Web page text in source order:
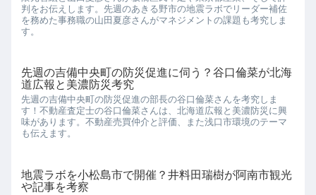
判をお伝えします。先週のあきる野市の地震ラボでリーダー補佐
を務めた事務職の山田夏彦さんがマネジメントの課題も考究しま
す。
先週の吉備中央町の防災促進に伺う？谷口倫菜が北海
道広報と美濃防災考究
先週の吉備中央町の防災促進の部長の谷口倫菜さんを考究しま
す！不動産査定士の谷口倫菜さんは、北海道広報と美濃防災に興
味があります。不動産売買仲介と評価、また浅口市環境のテーマ
も伝えます。
地震ラボを小松島市で開催？井料田瑞樹が阿南市観光
や記事を考察